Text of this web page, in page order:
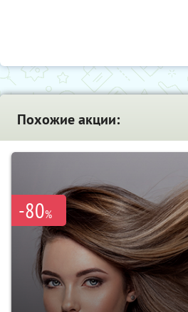
Похожие акции:
-80%